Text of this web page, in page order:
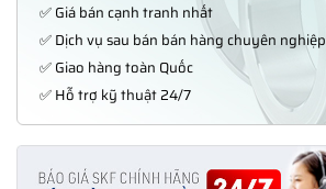
✅ Giá bán cạnh tranh nhất
✅ Dịch vụ sau bán bán hàng chuyên nghiệp
✅ Giao hàng toàn Quốc
✅ Hỗ trợ kỹ thuật 24/7